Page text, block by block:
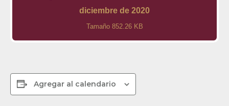
diciembre de 2020
Tamaño 852.26 KB
Agregar al calendario